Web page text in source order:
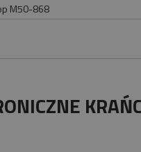
M50-868